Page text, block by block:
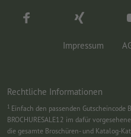
Tutorials
Impressum
Rechtliche Informationen
1 Einfach den passenden Gutscheincode
BROCHURESALE12 im dafür
die gesamte Broschüren- und Katalog-